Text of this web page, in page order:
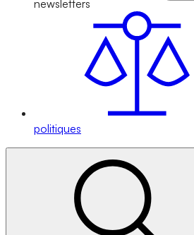
newsletters
politiques